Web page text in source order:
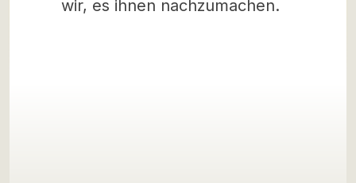
wir, es ihnen nachzumachen.